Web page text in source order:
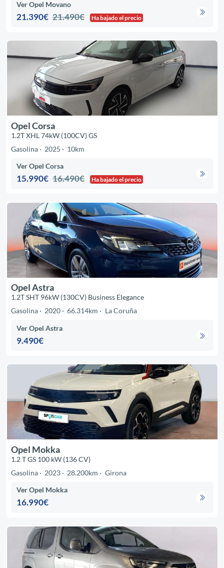
Ver Opel Movano
21.390€ 21.490€ Ha bajado el precio
Opel Corsa
1.2T XHL 74kW (100CV) GS
Gasolina
2025 10km
Ver Opel Corsa
15.990€ 16.490€ Ha bajado el precio
Opel Astra
1.2T SHT 96kW (130CV) Business Elegance
Gasolina
2020 66.314km La Coruña
Ver Opel Astra
9.490€
Opel Mokka
1.2 T GS 100 kW (136 CV)
Gasolina
2023 28.200km Girona
Ver Opel Mokka
16.990€